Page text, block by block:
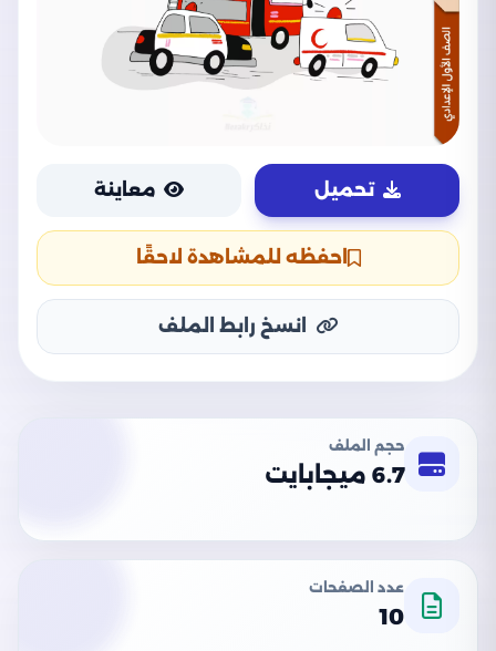
تحميل معاينة
احفظه للمشاهدة لاحقًا
انسخ رابط الملف
حجم الملف
6.7 ميجابايت
عدد الصفحات
10